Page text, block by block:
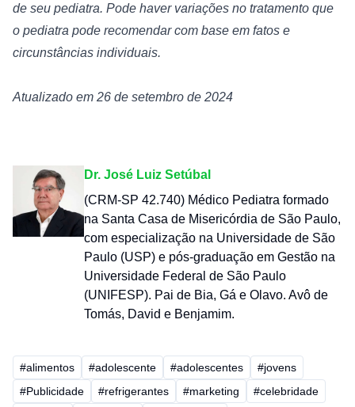
de seu pediatra. Pode haver variações no tratamento que
o pediatra pode recomendar com base em fatos e
circunstâncias individuais.
Atualizado em 26 de setembro de 2024
Dr. José Luiz Setúbal
(CRM-SP 42.740) Médico Pediatra formado
na Santa Casa de Misericórdia de São Paulo,
com especialização na Universidade de São
Paulo (USP) e pós-graduação em Gestão na
Universidade Federal de São Paulo
(UNIFESP). Pai de Bia, Gá e Olavo. Avô de
Tomás, David e Benjamim.
#alimentos #adolescente #adolescentes
#jovens
#Publicidade
#refrigerantes #marketing #celebridade